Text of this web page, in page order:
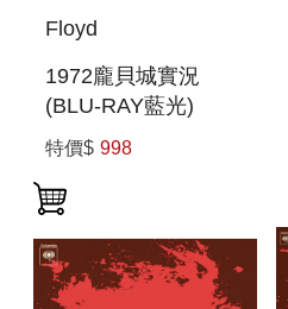
Floyd
1972龐貝城實況
(BLU-RAY藍光)
LIVE AT POMPEII –
特價$ 998